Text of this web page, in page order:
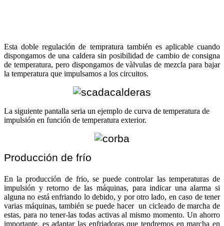
Esta doble regulación de tempratura también es aplicable cuando
dispongamos de una caldera sin posibilidad de cambio de consigna
de temperatura, pero dispongamos de vàlvulas de mezcla para bajar
la temperatura que impulsamos a los circuitos.
La siguiente pantalla seria un ejemplo de curva de temperatura de
impulsión en función de temperatura exterior.
Producción de frío
En la producción de frio, se puede controlar las temperaturas de
impulsión y retorno de las máquinas, para indicar una alarma si
alguna no está enfriando lo debido, y por otro lado, en caso de tener
varias máquinas, también se puede hacer un cicleado de marcha de
estas, para no tener-las todas activas al mismo momento. Un ahorro
importante, es adaptar las enfriadoras que tendremos en marcha en